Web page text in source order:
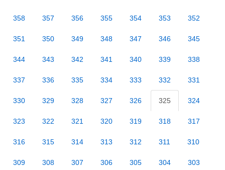
358 357 356 355 354 353 352
351 350 349 348 347 346 345
344 343 342 341 340 339 338
337 336 335 334 333 332 331
330 329 328 327 326 325 324
323 322 321 320 319 318 317
316 315 314 313 312 311 310
309 308 307 306 305 304 303